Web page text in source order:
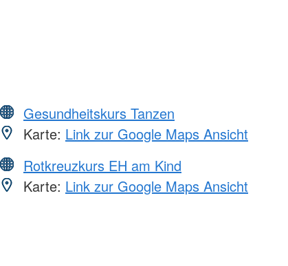
Gesundheitskurs Tanzen
Karte: Link zur Google Maps Ansicht
Rotkreuzkurs EH am Kind
Karte: Link zur Google Maps Ansicht